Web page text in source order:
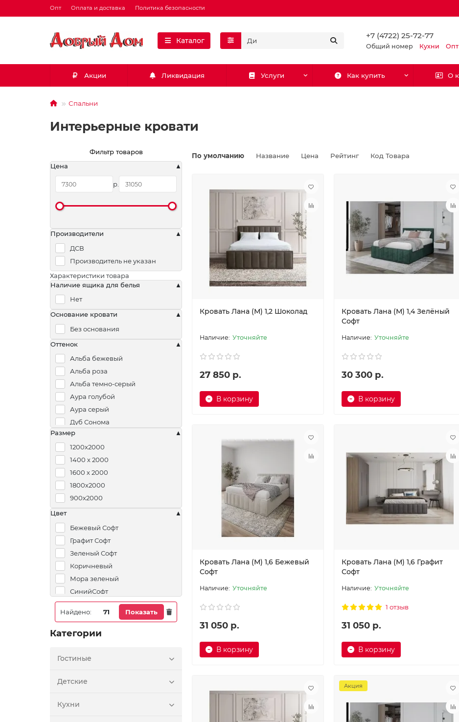
Опт Оплата и доставка Политика безопасности
Каталог
+7 (4722) 25-72-77
Общий номер Кухни Опт
Акции Ликвидация Услуги Как купить О
Спальни
Интерьерные кровати
Фильтр товаров
Цена
р.
Производители
ДСВ
Производитель не указан
Характеристики товара
Наличие ящика для белья
Нет
Основание кровати
Без основания
Оттенок
Альба бежевый
Альба роза
Альба темно-серый
Аура голубой
Аура серый
Дуб Сонома
Лана бежевый
Лана серый
Мора фиолетовый
Пудра
Торонто горчица
Торонто светло-бежевый
Размер
1200х2000
1400 х 2000
1600 х 2000
1800х2000
900х2000
Цвет
Бежевый Софт
Графит Софт
Зеленый Софт
Коричневый
Мора зеленый
СинийСофт
Найдено: 71 Показать
Категории
Гостиные
Детские
Кухни
По умолчанию Название Цена Рейтинг Код Товара
Кровать Лана (М) 1,2 Шоколад
Уточняйте
27 850 р.
В корзину
Кровать Лана (М) 1,4 Зелёный
Софт
Уточняйте
30 300 р.
В корзину
Кровать Лана (М) 1,6 Бежевый
Софт
Уточняйте
31 050 р.
В корзину
Кровать Лана (М) 1,6 Графит
Софт
Уточняйте
1 отзыв
31 050 р.
В корзину
Акция